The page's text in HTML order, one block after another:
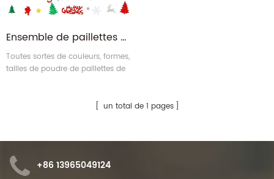
Ensemble de paillettes volumineuses d'artisanat d'art de Noël
Toutes sortes de couleurs, formes,
tailles de poudre de paillettes de
un total de 1 pages
+86 13965049124